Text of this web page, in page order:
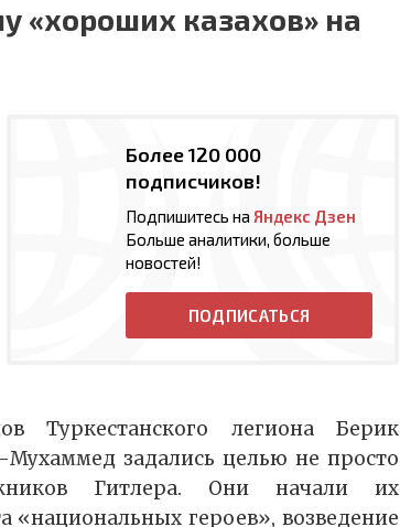
«хороших казахов» на
Более 120 000
подписчиков!
Подпишитесь на Яндекс Дзен
Больше аналитики, больше
новостей!
ПОДПИСАТЬСЯ
Туркестанского легиона Берик
задались целью не просто
Гитлера. Они начали их
«национальных героев», возведение